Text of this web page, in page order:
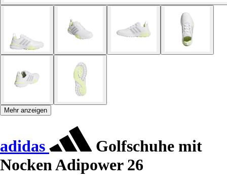
Mehr anzeigen
adidas
Golfschuhe mit
Nocken Adipower 26